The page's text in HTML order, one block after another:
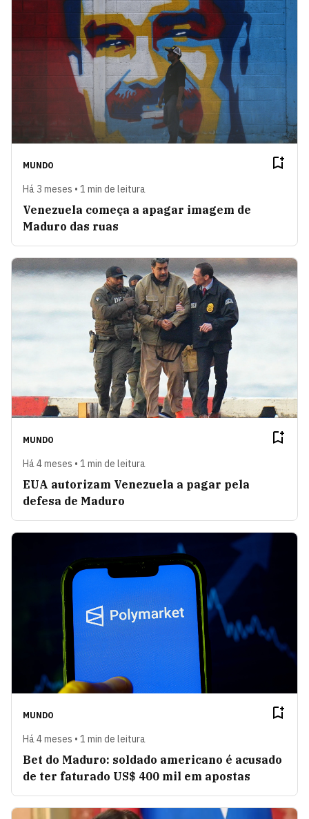
MUNDO
Há 3 meses • 1 min de leitura
Venezuela começa a apagar imagem de
Maduro das ruas
MUNDO
Há 4 meses • 1 min de leitura
EUA autorizam Venezuela a pagar pela
defesa de Maduro
MUNDO
Há 4 meses • 1 min de leitura
Bet do Maduro: soldado americano é acusado
de ter faturado US$ 400 mil em apostas